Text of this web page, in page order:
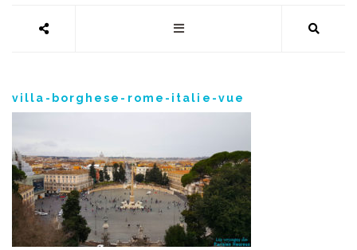
villa-borghese-rome-italie-vue